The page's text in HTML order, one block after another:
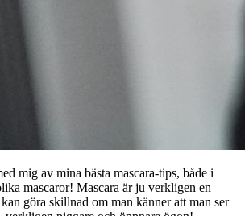
mig av mina bästa mascara-tips, både i
mascaror! Mascara är ju verkligen en
göra skillnad om man känner att man ser